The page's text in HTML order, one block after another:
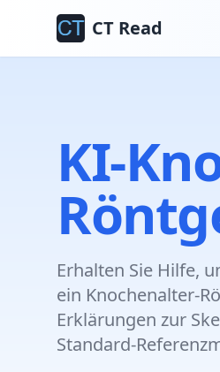
CT Read
KI-
Erhalten Sie Hilfe,
ein Knochenalter-
Erklärungen zur
Standard-